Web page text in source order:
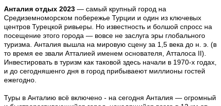
Анталия отдых 2023 — самый крупный город на
Средиземноморском побережье Турции и один из ключевых
центров Турецкой ривьеры. Но известность и болшой спросс на
посещение этого города — вовсе не заслуга эры глобального
туризма. Анталия вышла на мировую сцену за 1,5 века до н. э. (в
то время ее звали Атталией именем основателя, Атталоса II).
Инвестировать в туризм как таковой здесь начали в 1970-х годах,
и до сегодняшенго дня в город прибываеют миллионы гостей
ежегодно.
Туры в Анталию всё включено - на сегодня Анталия — огромный